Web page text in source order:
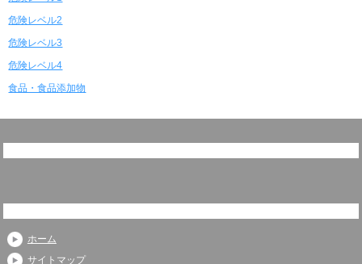
危険レベル2
危険レベル3
危険レベル4
食品・食品添加物
ホーム
サイトマップ